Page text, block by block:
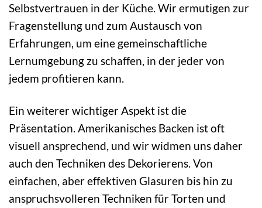
Selbstvertrauen in der Küche. Wir ermutigen zur
Fragenstellung und zum Austausch von
Erfahrungen, um eine gemeinschaftliche
Lernumgebung zu schaffen, in der jeder von
jedem profitieren kann.
Ein weiterer wichtiger Aspekt ist die
Präsentation. Amerikanisches Backen ist oft
visuell ansprechend, und wir widmen uns daher
auch den Techniken des Dekorierens. Von
einfachen, aber effektiven Glasuren bis hin zu
anspruchsvolleren Techniken für Torten und